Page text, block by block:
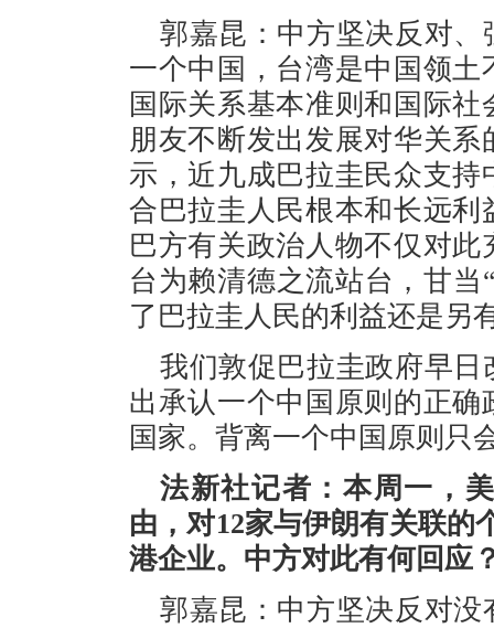
郭嘉昆：中方坚决反对
一个中国，台湾是中国领
国际关系基本准则和国际
朋友不断发出发展对华关
示，近九成巴拉圭民众支
合巴拉圭人民根本和长远
巴方有关政治人物不仅对
台为赖清德之流站台，甘
了巴拉圭人民的利益还是另
我们敦促巴拉圭政府早
出承认一个中国原则的正
国家。背离一个中国原则只
法新社记者：本周一，
由，对12家与伊朗有关联的
港企业。中方对此有何回应
郭嘉昆：中方坚决反对